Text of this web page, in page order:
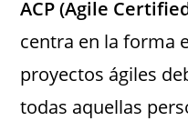
ACP (Agile
centra en la forma
proyectos ágiles
todas aquellas